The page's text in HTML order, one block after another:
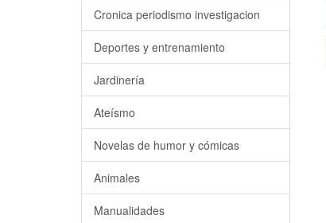
Cronica periodismo investigacion
Deportes y entrenamiento
Jardinería
Ateísmo
Novelas de humor y cómicas
Animales
Manualidades